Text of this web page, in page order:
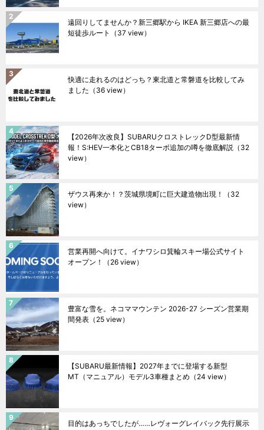
遠回りしてませんか？新三郷駅から IKEA 新三郷店への最
短徒歩ルート
（37 view）
快適に走れるのはどっち？東北道と常磐道を比較してみ
ました （36 view）
【2026年次改良】SUBARUクロストレックD型最新情
報！S:HEV一本化とCB18ターボ追加の噂を徹底解説 （32
view）
ザウス再来か！？茨城県境町に巨大建造物出現！
（32
view）
営業再開へ向けて。イナワシロ箕輪スキー場公式サイト
オープン！
（26 view）
豊富な雪を。ネコママウンテン 2026-27 シーズン営業期
間発表 （25 view）
【SUBARU最新情報】2027年までに登場する新型
MT（マニュアル）モデル3車種まとめ （24 view）
目的はあっちでしたが……レヴォーグレイバック先行展示